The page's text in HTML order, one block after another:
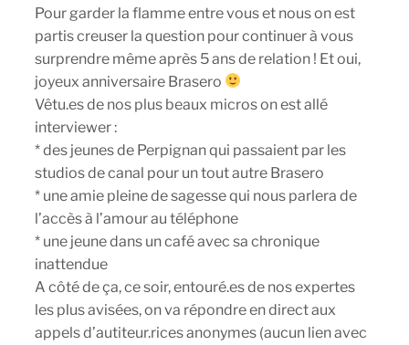
Pour garder la flamme entre vous et nous on est
partis creuser la question pour continuer à vous
surprendre même après 5 ans de relation ! Et oui,
joyeux anniversaire Brasero
Vêtu.es de nos plus beaux micros on est allé
interviewer :
* des jeunes de Perpignan qui passaient par les
studios de canal pour un tout autre Brasero
* une amie pleine de sagesse qui nous parlera de
l’accès à l’amour au téléphone
* une jeune dans un café avec sa chronique
inattendue
A côté de ça, ce soir, entouré.es de nos expertes
les plus avisées, on va répondre en direct aux
appels d’autiteur.rices anonymes (aucun lien avec